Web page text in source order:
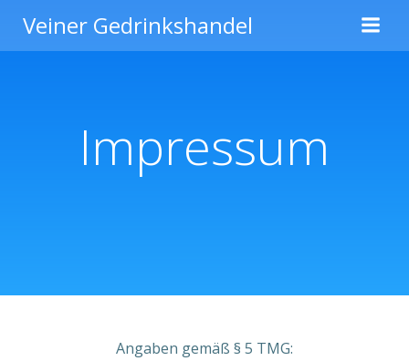
Inhalt
springen
Veiner Gedrinkshandel
Impressum
Angaben gemäß § 5 TMG: